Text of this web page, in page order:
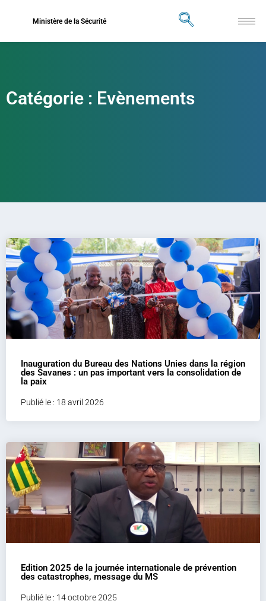
Ministère de la Sécurité
Catégorie : Evènements
Inauguration du Bureau des Nations Unies dans la région
des Savanes : un pas important vers la consolidation de
la paix
Publié le : 18 avril 2026
Edition 2025 de la journée internationale de prévention
des catastrophes, message du MS
Publié le : 14 octobre 2025